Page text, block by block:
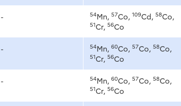
- 54Mn, 57Co, 109Cd, 58Co,
51Cr, 56Co
- 54Mn, 60Co, 57Co, 58Co,
51Cr, 56Co
- 54Mn, 60Co, 57Co, 58Co,
51Cr, 56Co